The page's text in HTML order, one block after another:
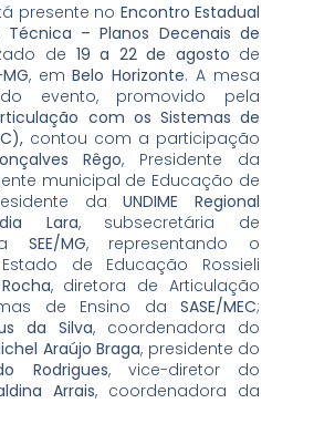
presente no Encontro Estadual
– Planos Decenais de
de 19 a 22 de agosto de
, emBelo Horizonte. A mesa
evento, promovido pela
com os Sistemas de
contou com a participação
Rêgo, Presidente da
municipal de Educação de
daUNDIME Regional
Lara, subsecretária de
SEE/MG, representando o
de Educação Rossieli
, diretora de Articulação
de Ensino daSASE/MEC;
da Silva, coordenadora do
Araújo Braga, presidente do
Rodrigues, vice-diretor do
Arrais, coordenadora da